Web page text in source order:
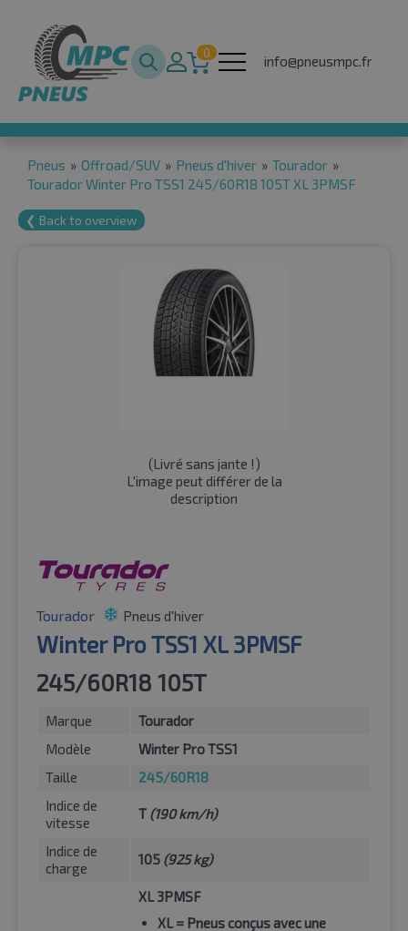
0
info@pneusmpc.fr
Pneus » Offroad/SUV » Pneus d'hiver » Tourador »
Tourador Winter Pro TSS1 245/60R18 105T XL 3PMSF
❮ Back to overview
(Livré sans jante !)
L'image peut différer de la
description
Tourador Pneus d'hiver
Winter Pro TSS1 XL 3PMSF
245/60R18 105T
Marque
Tourador
Modèle
Winter Pro TSS1
Taille
245/60R18
Indice de
vitesse
T (190 km/h)
Indice de
charge
105 (925 kg)
XL 3PMSF
XL= Pneus conçus avec une